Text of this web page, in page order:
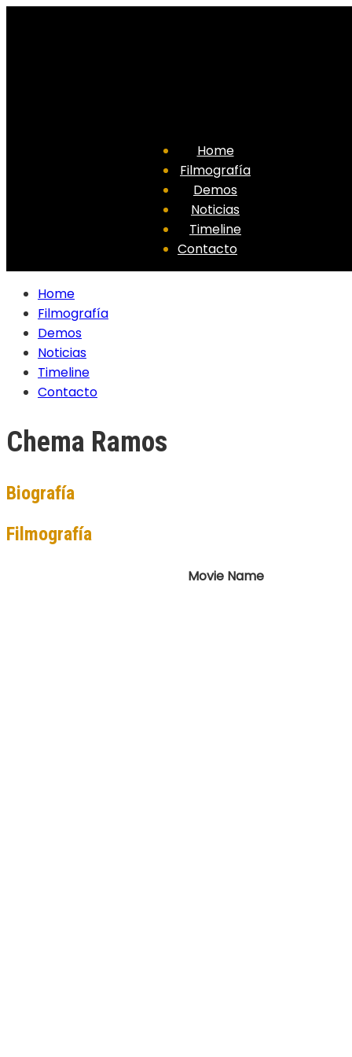
Home
Filmografía
Demos
Noticias
Timeline
Contacto
Home
Filmografía
Demos
Noticias
Timeline
Contacto
Chema Ramos
Biografía
Filmografía
Movie Name